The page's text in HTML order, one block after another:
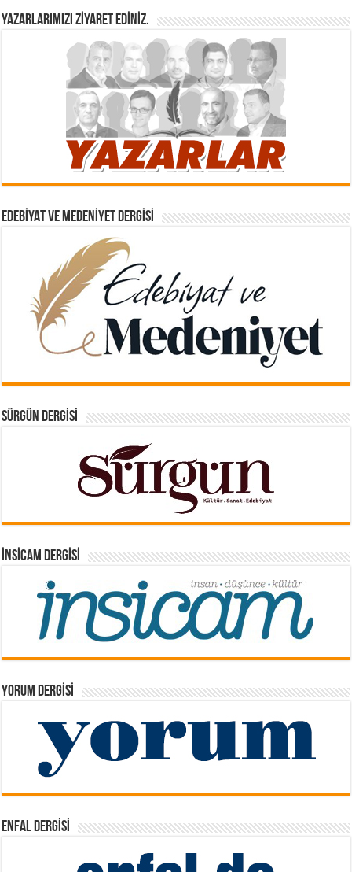
YAZARLARIMIZI ZIYARET EDINIZ.
EDEBIYAT VE MEDENIYET DERGISI
SÜRGÜN DERGISI
İNSICAM DERGISI
YORUM DERGISI
ENFAL DERGISI